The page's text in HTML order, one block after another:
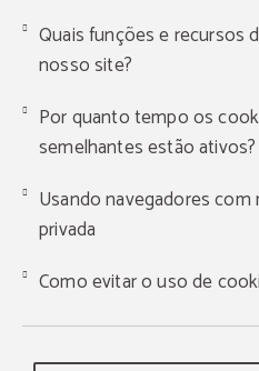
Quais funções e recursos
nosso site?
Por quanto tempo os
semelhantes estão ativos?
Usando navegadores
privada
Como evitar o uso de